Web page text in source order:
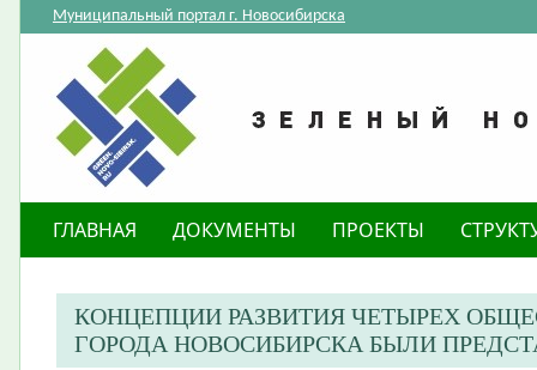
Муниципальный портал г. Новосибирска
ГЛАВНАЯ ДОКУМЕНТЫ ПРОЕКТЫ
КОНЦЕПЦИИ РАЗВИТИЯ ЧЕТЫРЕХ
ГОРОДА НОВОСИБИРСКА БЫЛИ